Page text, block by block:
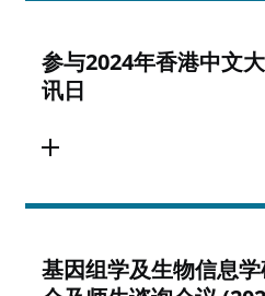
参与2024年香港中文
讯日
基因组学及生物信息